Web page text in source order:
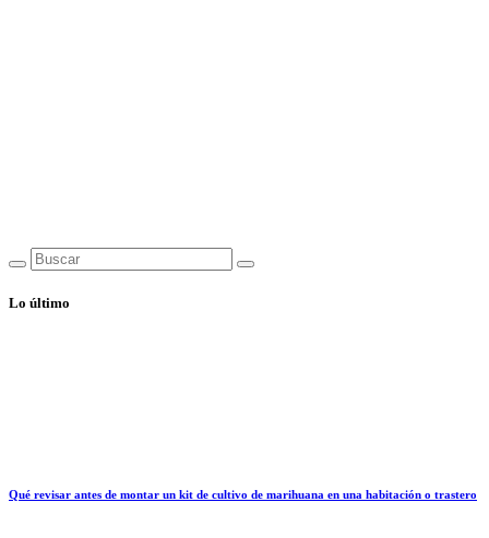
Lo último
Qué revisar antes de montar un kit de cultivo de marihuana en una habitación o trastero